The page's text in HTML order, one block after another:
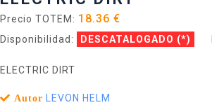
Precio TOTEM: 18.36 €
Disponibilidad: DESCATALOGADO (*)
ELECTRIC DIRT
Autor LEVON HELM